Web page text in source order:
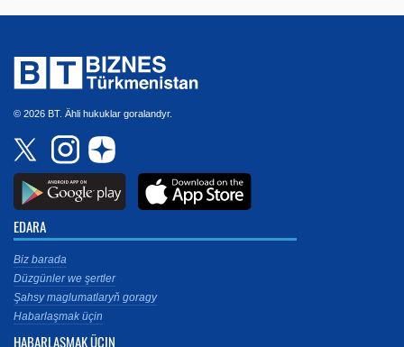
© 2026 BT. Ähli hukuklar goralandyr.
EDARA
Biz barada
Düzgünler we şertler
Şahsy maglumatlaryň goragy
Habarlaşmak üçin
HABARLAŞMAK ÜÇIN